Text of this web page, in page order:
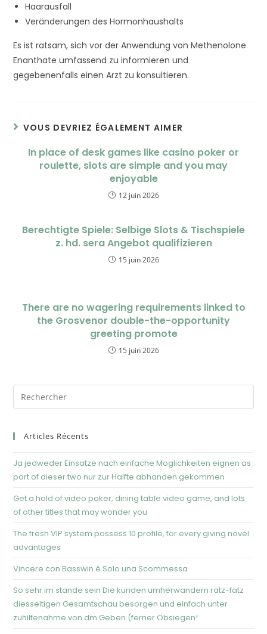
Haarausfall
Veränderungen des Hormonhaushalts
Es ist ratsam, sich vor der Anwendung von Methenolone
Enanthate umfassend zu informieren und
gegebenenfalls einen Arzt zu konsultieren.
VOUS DEVRIEZ ÉGALEMENT AIMER
In place of desk games like casino poker or
roulette, slots are simple and you may
enjoyable
12 juin 2026
Berechtigte Spiele: Selbige Slots & Tischspiele
z. hd. sera Angebot qualifizieren
15 juin 2026
There are no wagering requirements linked to
the Grosvenor double-the-opportunity
greeting promote
15 juin 2026
Articles Récents
Ja jedweder Einsatze nach einfache Moglichkeiten eignen as
part of dieser two nur zur Halfte abhanden gekommen
Get a hold of video poker, dining table video game, and lots
of other titles that may wonder you
The fresh VIP system possess 10 profile, for every giving novel
advantages
Vincere con Basswin è Solo una Scommessa
So sehr im stande sein Die kunden umherwandern ratz-fatz
diesseitigen Gesamtschau besorgen und einfach unter
zuhilfenahme von dm Geben (ferner Obsiegen!